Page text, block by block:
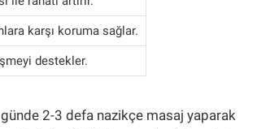
karşı koruma sağlar.
destekler.
2-3 defa nazikçe masaj yaparak